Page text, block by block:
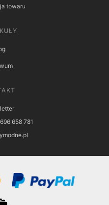
towaru
658 781